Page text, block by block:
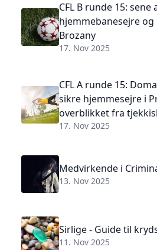
CFL B runde 15:
hjemmebanesejre
Brozany
17. Nov 2025
CFL A runde 15:
sikre hjemmesejre i
overblikket fra
17. Nov 2025
Medvirkende i
13. Nov 2025
Sirlige - Guide til
11. Nov 2025